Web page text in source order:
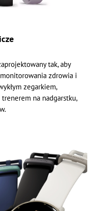
tak, aby
zdrowia i
zegarkiem,
na nadgarstku,